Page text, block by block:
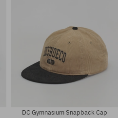
DC Gymnasium Snapback Cap